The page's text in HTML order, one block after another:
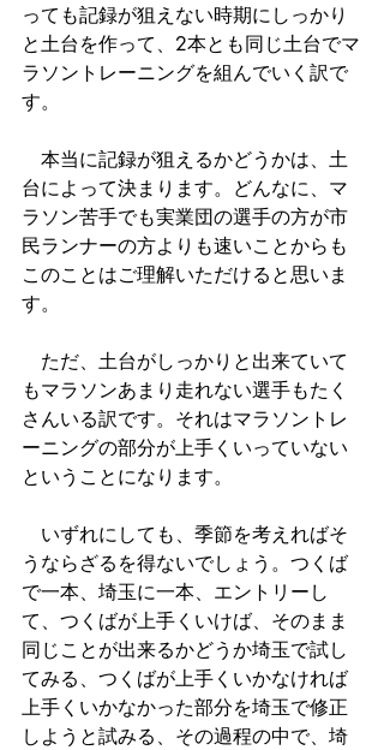
っても記録が狙えない時期にしっかり
と土台を作って、2本とも同じ土台でマ
ラソントレーニングを組んでいく訳で
す。
本当に記録が狙えるかどうかは、土
台によって決まります。どんなに、マ
ラソン苦手でも実業団の選手の方が市
民ランナーの方よりも速いことからも
このことはご理解いただけると思いま
す。
ただ、土台がしっかりと出来ていて
もマラソンあまり走れない選手もたく
さんいる訳です。それはマラソントレ
ーニングの部分が上手くいっていない
ということになります。
いずれにしても、季節を考えればそ
うならざるを得ないでしょう。つくば
で一本、埼玉に一本、エントリーし
て、つくばが上手くいけば、そのまま
同じことが出来るかどうか埼玉で試し
てみる、つくばが上手くいかなければ
上手くいかなかった部分を埼玉で修正
しようと試みる、その過程の中で、埼